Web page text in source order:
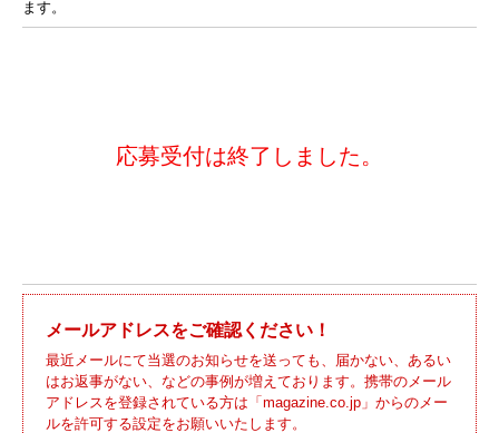
ます。
応募受付は終了しました。
メールアドレスをご確認ください！
最近メールにて当選のお知らせを送っても、届かない、あるい
はお返事がない、などの事例が増えております。携帯のメール
アドレスを登録されている方は「magazine.co.jp」からのメー
ルを許可する設定をお願いいたします。